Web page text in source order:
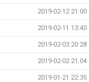
2019-02-12 21:00
2019-02-11 13:40
2019-02-03 20:28
2019-02-02 21:04
2019-01-21 22:35